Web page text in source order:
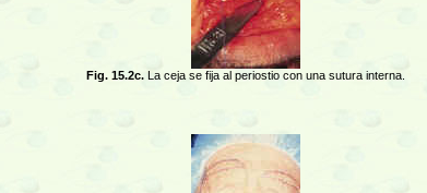
Fig. 15.2c. La ceja se fija al periostio con una sutura interna.